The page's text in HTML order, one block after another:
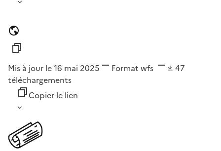
Mis à jour le 16 mai 2025 Format wfs
47
téléchargements
Copier le lien